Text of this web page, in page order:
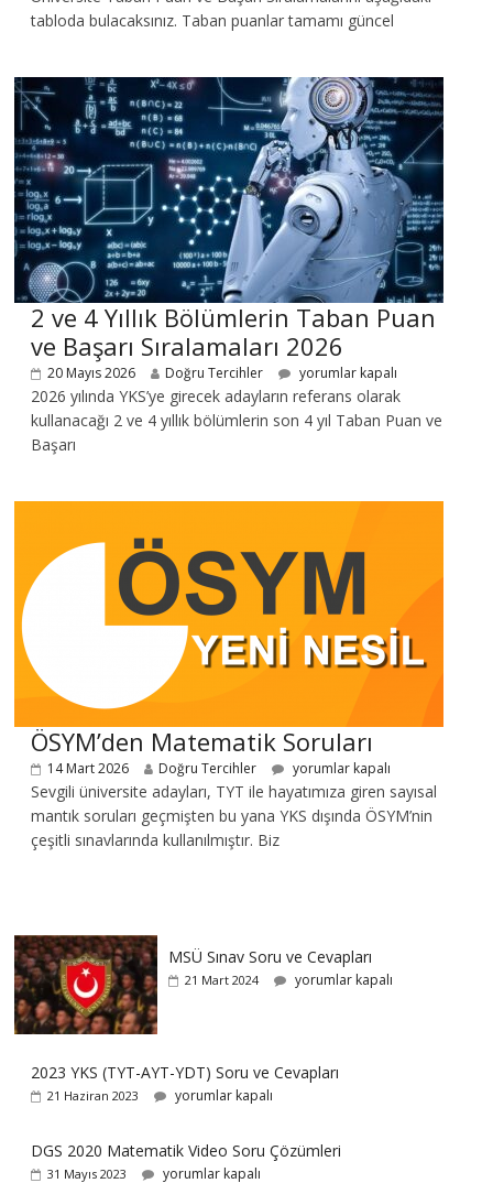
tabloda bulacaksınız. Taban puanlar tamamı güncel
2 ve 4 Yıllık Bölümlerin Taban Puan
ve Başarı Sıralamaları 2026
20 Mayıs 2026 Doğru Tercihler yorumlar kapalı
2026 yılında YKS’ye girecek adayların referans olarak
kullanacağı 2 ve 4 yıllık bölümlerin son 4 yıl Taban Puan ve
Başarı
ÖSYM’den Matematik Soruları
14 Mart 2026 Doğru Tercihler yorumlar kapalı
Sevgili üniversite adayları, TYT ile hayatımıza giren sayısal
mantık soruları geçmişten bu yana YKS dışında ÖSYM’nin
çeşitli sınavlarında kullanılmıştır. Biz
MSÜ Sınav Soru ve Cevapları
21 Mart 2024 yorumlar kapalı
2023 YKS (TYT-AYT-YDT) Soru ve Cevapları
21 Haziran 2023 yorumlar kapalı
DGS 2020 Matematik Video Soru Çözümleri
31 Mayıs 2023 yorumlar kapalı